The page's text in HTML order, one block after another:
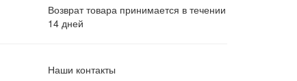
Возврат товара принимается в течении
14 дней
Наши контакты